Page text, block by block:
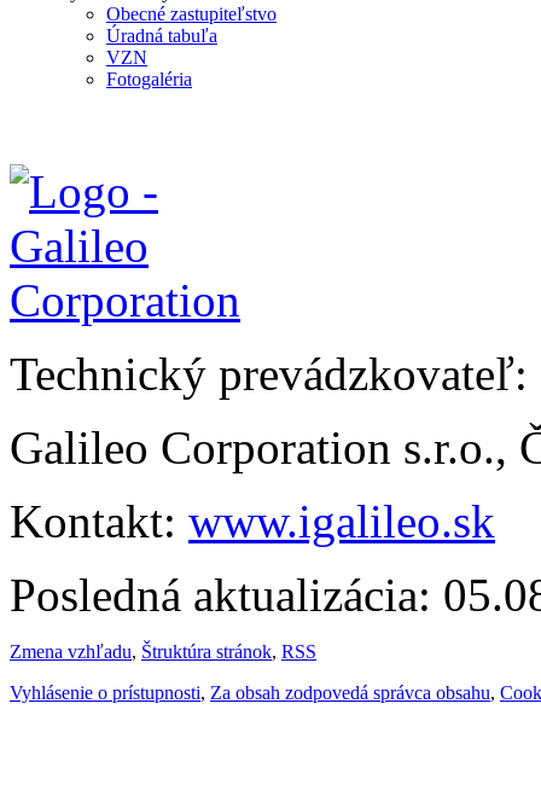
Obecné zastupiteľstvo
Úradná tabuľa
VZN
Fotogaléria
Technický prevádzkovateľ:
Galileo Corporation s.r.o.,
Kontakt: www.igalileo.sk
Posledná aktualizácia:
Zmena vzhľadu, Štruktúra stránok, RSS
Vyhlásenie o prístupnosti, Za obsah zodpovedá správca obsahu,